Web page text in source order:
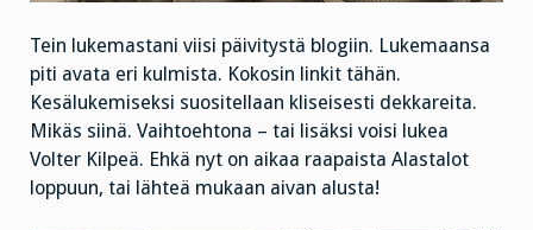
Tein lukemastani viisi päivitystä blogiin. Lukemaansa
piti avata eri kulmista. Kokosin linkit tähän.
Kesälukemiseksi suositellaan kliseisesti dekkareita.
Mikäs siinä. Vaihtoehtona – tai lisäksi voisi lukea
Volter Kilpeä. Ehkä nyt on aikaa raapaista Alastalot
loppuun, tai lähteä mukaan aivan alusta!